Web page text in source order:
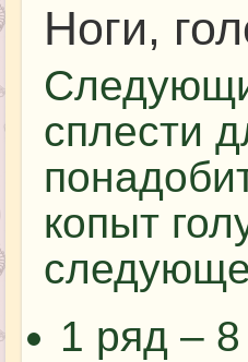
Ноги,
сплести
копыт
1 ряд –